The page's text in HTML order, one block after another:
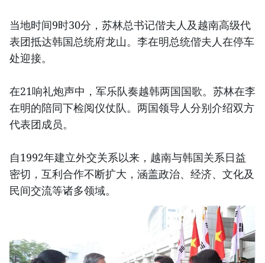
当地时间9时30分，苏林总书记偕夫人及越南高级代
表团抵达韩国总统府龙山。李在明总统偕夫人在停车
处迎接。
在21响礼炮声中，军乐队奏越韩两国国歌。苏林在李
在明的陪同下检阅仪仗队。两国领导人分别介绍双方
代表团成员。
自1992年建立外交关系以来，越南与韩国关系日益
密切，互利合作不断扩大，涵盖政治、经济、文化及
民间交流等诸多领域。